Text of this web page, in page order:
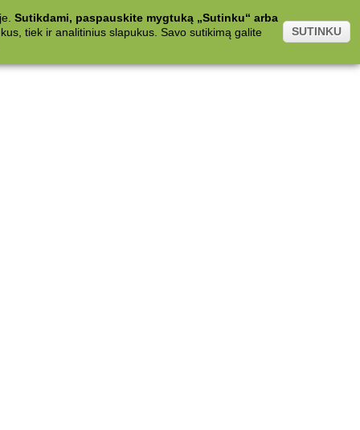
Sutikdami, paspauskite mygtuką „Sutinku“ arba
tiek ir analitinius slapukus. Savo sutikimą galite
SUTINKU